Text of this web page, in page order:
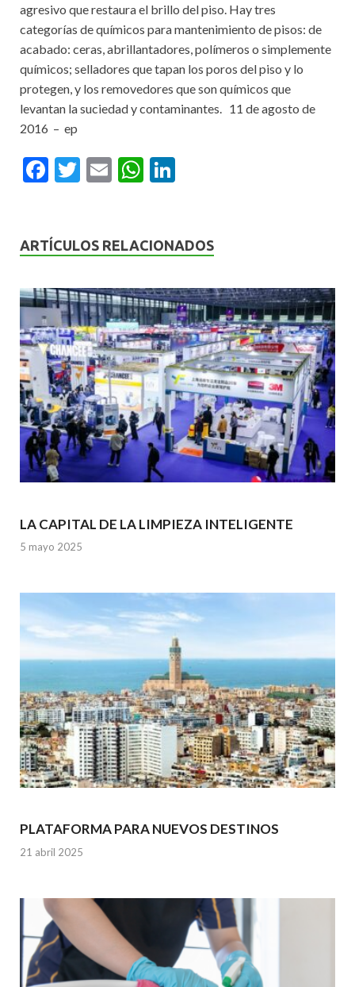
agresivo que restaura el brillo del piso. Hay tres
categorías de químicos para mantenimiento de pisos: de
acabado: ceras, abrillantadores, polímeros o simplemente
químicos; selladores que tapan los poros del piso y lo
protegen, y los removedores que son químicos que
levantan la suciedad y contaminantes. 11 de agosto de
2016 – ep
F
b
o
k
T
er
E
l
W
s
p
p
dI
ARTÍCULOS RELACIONADOS
LA CAPITAL DE LA LIMPIEZA INTELIGENTE
5 mayo 2025
PLATAFORMA PARA NUEVOS DESTINOS
21 abril 2025